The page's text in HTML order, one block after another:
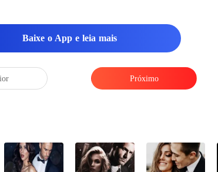
Baixe o App e leia mais
Próximo